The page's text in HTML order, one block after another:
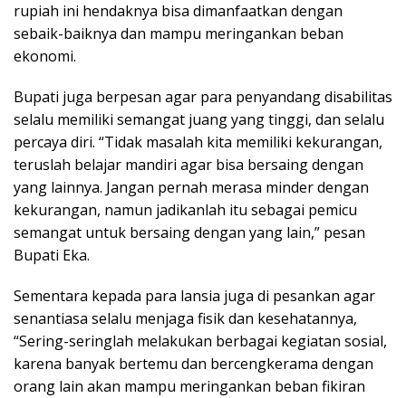
rupiah ini hendaknya bisa dimanfaatkan dengan
sebaik-baiknya dan mampu meringankan beban
ekonomi.
Bupati juga berpesan agar para penyandang disabilitas
selalu memiliki semangat juang yang tinggi, dan selalu
percaya diri. “Tidak masalah kita memiliki kekurangan,
teruslah belajar mandiri agar bisa bersaing dengan
yang lainnya. Jangan pernah merasa minder dengan
kekurangan, namun jadikanlah itu sebagai pemicu
semangat untuk bersaing dengan yang lain,” pesan
Bupati Eka.
Sementara kepada para lansia juga di pesankan agar
senantiasa selalu menjaga fisik dan kesehatannya,
“Sering-seringlah melakukan berbagai kegiatan sosial,
karena banyak bertemu dan bercengkerama dengan
orang lain akan mampu meringankan beban fikiran